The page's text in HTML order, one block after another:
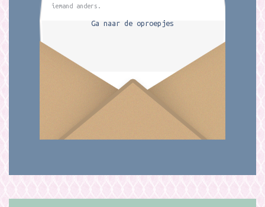
iemand anders.
Ga naar de oproepjes